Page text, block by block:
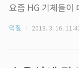
요즘 HG 기체들이
요즘 이런 포격사
건담 에어마스터
덕질 2018. 3. 16.